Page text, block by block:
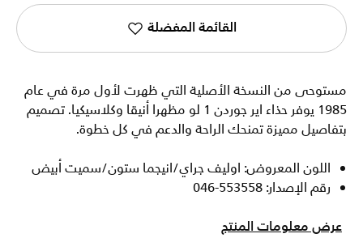
القائمة المفضلة
مستوحى من النسخة الأصلية التي ظهرت لأول مرة في عام
1985 يوفر حذاء اير جوردن 1 لو مظهرا أنيقا وكلاسيكيا. تصميم
بتفاصيل مميزة تمنحك الراحة والدعم في كل خطوة.
اللون المعروض: اوليف جراي/انيجما ستون/سميت أبيض
رقم الإصدار: 553558-046
عرض معلومات المنتج